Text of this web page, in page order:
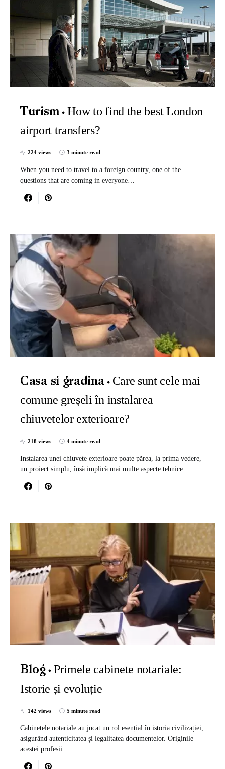
Turism
How to find the best London
airport transfers?
224 views 3 minute read
When you need to travel to a foreign country, one of the
questions that are coming in everyone…
Casa si gradina
Care sunt cele mai
comune greșeli în instalarea
chiuvetelor exterioare?
218 views 4 minute read
Instalarea unei chiuvete exterioare poate părea, la prima vedere,
un proiect simplu, însă implică mai multe aspecte tehnice…
Blog
Primele cabinete notariale:
Istorie și evoluție
142 views 5 minute read
Cabinetele notariale au jucat un rol esențial în istoria civilizației,
asigurând autenticitatea și legalitatea documentelor. Originile
acestei profesii…